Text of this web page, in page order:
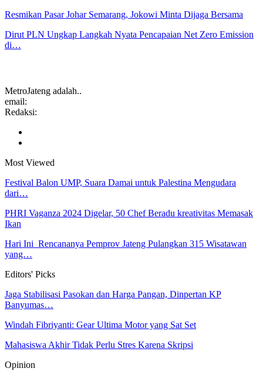
Resmikan Pasar Johar Semarang, Jokowi Minta Dijaga Bersama
Dirut PLN Ungkap Langkah Nyata Pencapaian Net Zero Emission
di…
MetroJateng adalah..
email:
Redaksi:
Most Viewed
Festival Balon UMP, Suara Damai untuk Palestina Mengudara
dari…
PHRI Vaganza 2024 Digelar, 50 Chef Beradu kreativitas Memasak
Ikan
Hari Ini Rencananya Pemprov Jateng Pulangkan 315 Wisatawan
yang…
Editors' Picks
Jaga Stabilisasi Pasokan dan Harga Pangan, Dinpertan KP
Banyumas…
Windah Fibriyanti: Gear Ultima Motor yang Sat Set
Mahasiswa Akhir Tidak Perlu Stres Karena Skripsi
Opinion